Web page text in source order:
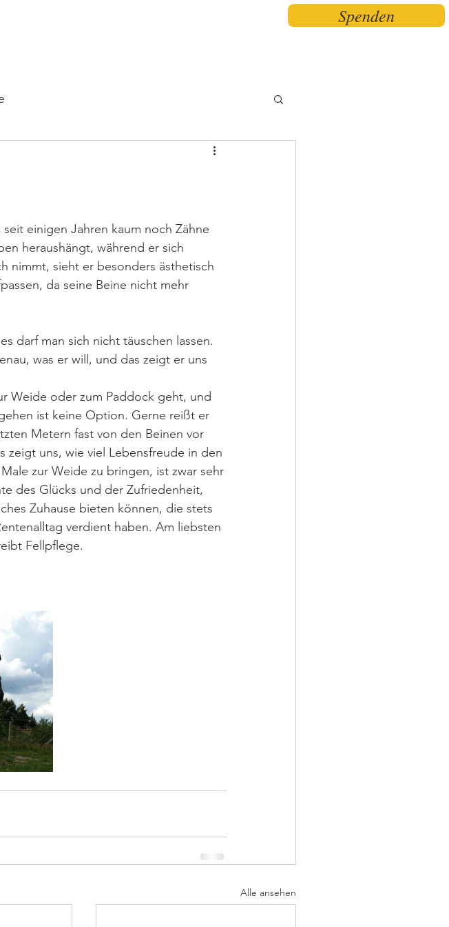
Spenden
Mehr...
einigen Jahren kaum noch Zähne
heraushängt, während er sich
nimmt, sieht er besonders ästhetisch
da seine Beine nicht mehr
darf man sich nicht täuschen lassen.
was er will, und das zeigt er uns
Weide oder zum Paddock geht, und
ist keine Option. Gerne reißt er
Metern fast von den Beinen vor
zeigt uns, wie viel Lebensfreude in den
zur Weide zu bringen, ist zwar sehr
des Glücks und der Zufriedenheit,
Zuhause bieten können, die stets
verdient haben. Am liebsten
Fellpflege.
Alle ansehen